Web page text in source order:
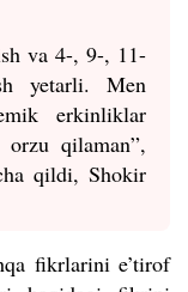
va 4-, 9-, 11-
yetarli. Men
erkinliklar
orzu qilaman”,
qildi, Shokir
fikrlarini e’tirof